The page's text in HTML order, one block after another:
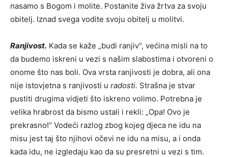
nasamo s Bogom i molite. Postanite živa žrtva za svoju
obitelj. Iznad svega vodite svoju obitelj u molitvi.
Ranjivost. Kada se kaže „budi ranjiv“, većina misli na to
da budemo iskreni u vezi s našim slabostima i otvoreni o
onome što nas boli. Ova vrsta ranjivosti je dobra, ali ona
nije istovjetna s ranjivosti u radosti. Strašna je stvar
pustiti drugima vidjeti što iskreno volimo. Potrebna je
velika hrabrost da bismo ustali i rekli: „Opa! Ovo je
prekrasno!“ Vodeći razlog zbog kojeg djeca ne idu na
misu jest taj što njihovi očevi ne idu na misu, a i onda
kada idu, ne izgledaju kao da su presretni u vezi s tim.